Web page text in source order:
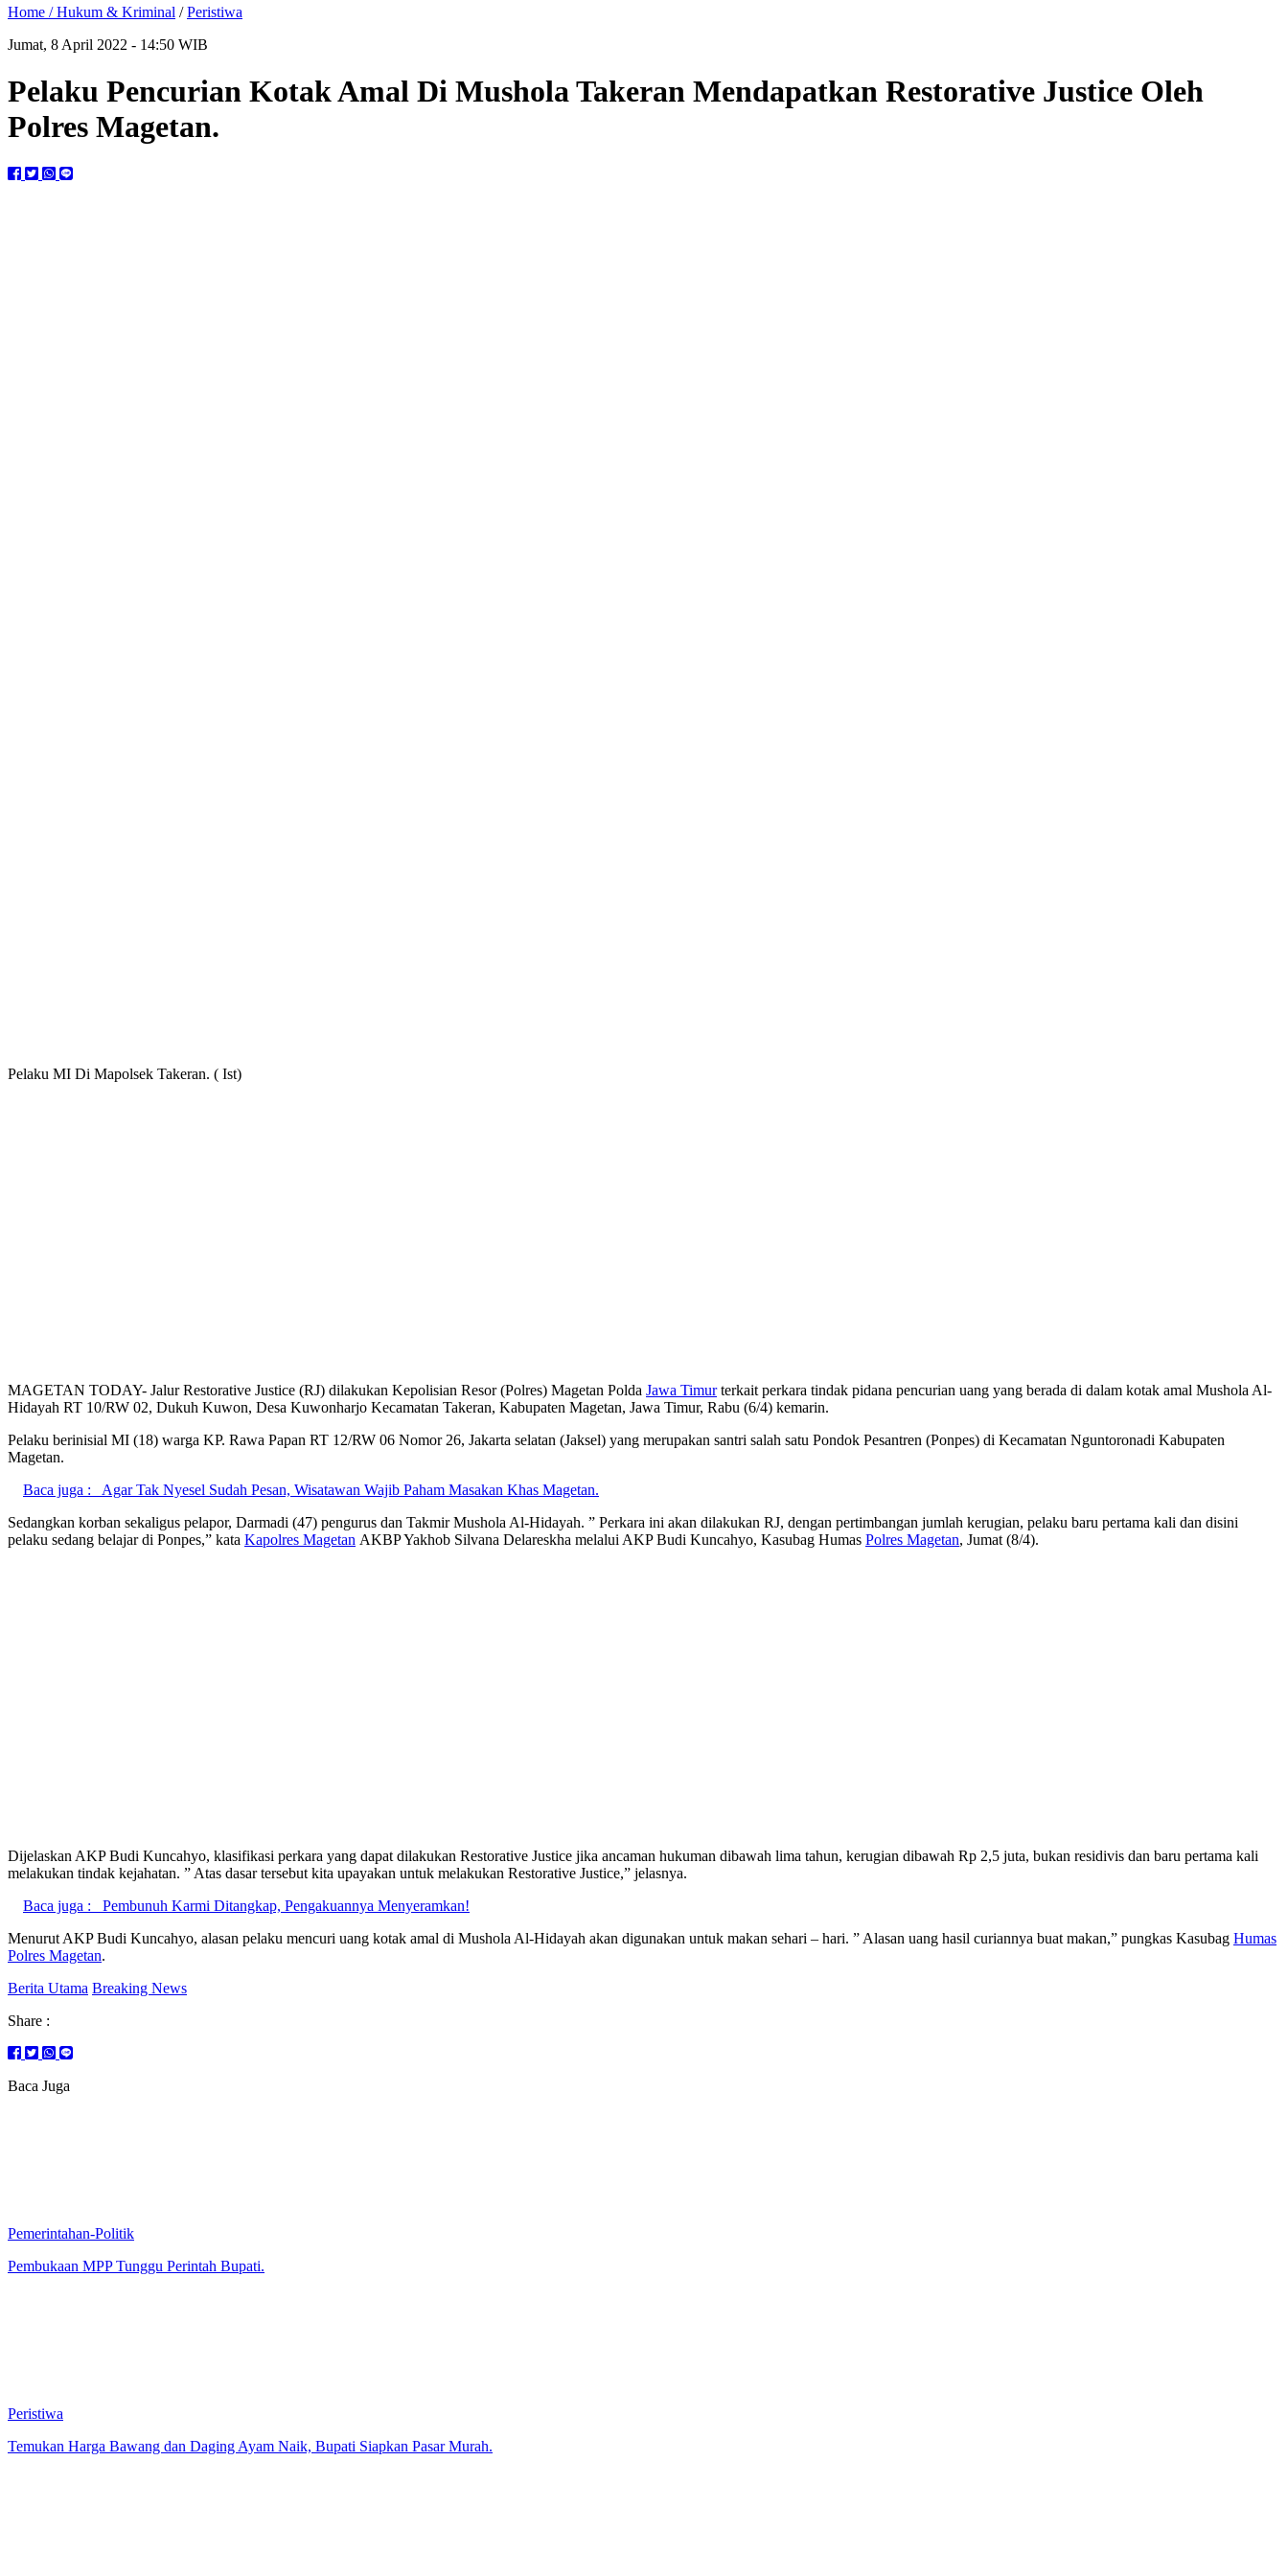
Home /Hukum & Kriminal /Peristiwa
Jumat, 8 April 2022 - 14:50 WIB
Pelaku Pencurian Kotak Amal Di Mushola Takeran Mendapatkan Restorative Justice Oleh
Polres Magetan.
Pelaku MI Di Mapolsek Takeran. ( Ist)
MAGETAN TODAY- Jalur Restorative Justice (RJ) dilakukan Kepolisian Resor (Polres) Magetan Polda Jawa Timurterkait perkara tindak pidana pencurian uang yang berada di dalam kotak amal Mushola Al-
Hidayah RT 10/RW 02, Dukuh Kuwon, Desa Kuwonharjo Kecamatan Takeran, Kabupaten Magetan, Jawa Timur, Rabu (6/4) kemarin.
Pelaku berinisial MI (18) warga KP. Rawa Papan RT 12/RW 06 Nomor 26, Jakarta selatan (Jaksel) yang merupakan santri salah satu Pondok Pesantren (Ponpes) di Kecamatan Nguntoronadi Kabupaten
Magetan.
Baca juga :
Agar Tak Nyesel Sudah Pesan, Wisatawan Wajib Paham Masakan Khas Magetan.
Sedangkan korban sekaligus pelapor, Darmadi (47) pengurus dan Takmir Mushola Al-Hidayah. ” Perkara ini akan dilakukan RJ, dengan pertimbangan jumlah kerugian, pelaku baru pertama kali dan disini
pelaku sedang belajar di Ponpes,” kata Kapolres Magetan AKBP Yakhob Silvana Delareskha melalui AKP Budi Kuncahyo, Kasubag Humas Polres Magetan, Jumat (8/4).
Dijelaskan AKP Budi Kuncahyo, klasifikasi perkara yang dapat dilakukan Restorative Justice jika ancaman hukuman dibawah lima tahun, kerugian dibawah Rp 2,5 juta, bukan residivis dan baru pertama kali
melakukan tindak kejahatan. ” Atas dasar tersebut kita upayakan untuk melakukan Restorative Justice,” jelasnya.
Baca juga :
Pembunuh Karmi Ditangkap, Pengakuannya Menyeramkan!
Menurut AKP Budi Kuncahyo, alasan pelaku mencuri uang kotak amal di Mushola Al-Hidayah akan digunakan untuk makan sehari – hari. ” Alasan uang hasil curiannya buat makan,” pungkas Kasubag Humas
Polres Magetan.
Berita Utama Breaking News
Share :